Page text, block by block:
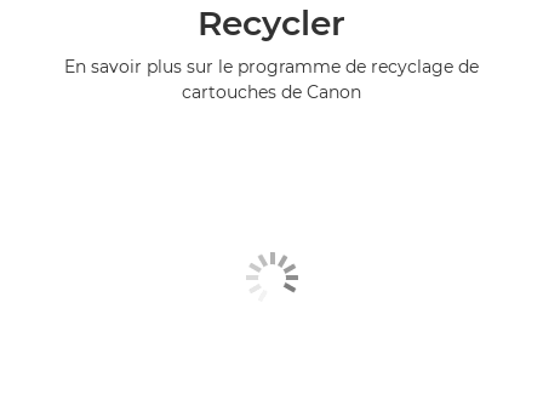
Recycler
En savoir plus sur le programme de recyclage de
cartouches de Canon